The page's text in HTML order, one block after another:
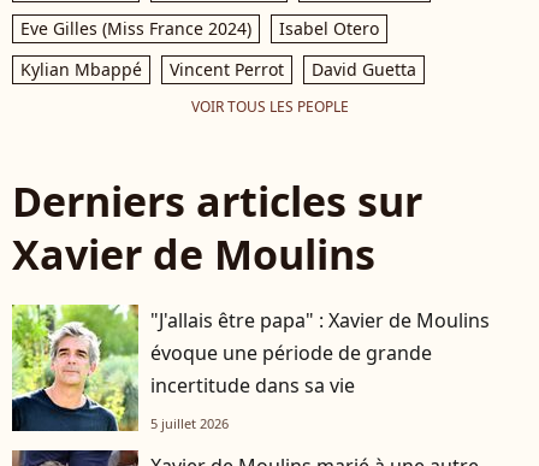
Eve Gilles (Miss France 2024)
Isabel Otero
Kylian Mbappé
Vincent Perrot David Guetta
VOIR TOUS LES PEOPLE
Derniers articles sur
Xavier de Moulins
"J'allais être papa" : Xavier de Moulins
évoque une période de grande
incertitude dans sa vie
5 juillet 2026